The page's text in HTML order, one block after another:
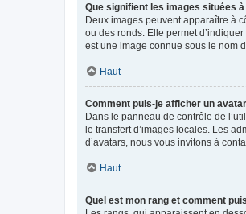
Que signifient les images situées
Deux images peuvent apparaître à
ou des ronds. Elle permet
est une image connue sous le nom
Haut
Comment puis-je afficher un
Dans le panneau de contrôle de
le transfert d’images locales. Les
d’avatars, nous vous invitons à
Haut
Quel est mon rang et comment